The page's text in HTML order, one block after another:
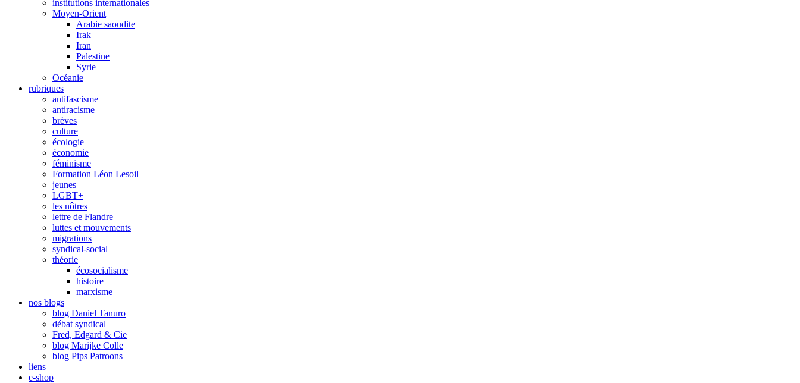
institutions internationales
Moyen-Orient
Arabie saoudite
Irak
Iran
Palestine
Syrie
Océanie
rubriques
antifascisme
antiracisme
brèves
culture
écologie
économie
féminisme
Formation Léon Lesoil
jeunes
LGBT+
les nôtres
lettre de Flandre
luttes et mouvements
migrations
syndical-social
théorie
écosocialisme
histoire
marxisme
nos blogs
blog Daniel Tanuro
débat syndical
Fred, Edgard & Cie
blog Marijke Colle
blog Pips Patroons
liens
e-shop